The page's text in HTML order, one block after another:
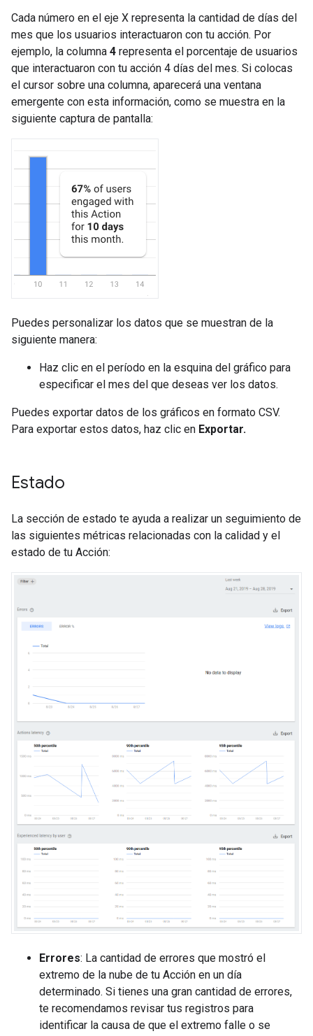
Cada número en el eje X representa la cantidad de días del
mes que los usuarios interactuaron con tu acción. Por
ejemplo, la columna 4 representa el porcentaje de usuarios
que interactuaron con tu acción 4 días del mes. Si colocas
el cursor sobre una columna, aparecerá una ventana
emergente con esta información, como se muestra en la
siguiente captura de pantalla:
Puedes personalizar los datos que se muestran de la
siguiente manera:
Haz clic en el período en la esquina del gráfico para
especificar el mes del que deseas ver los datos.
Puedes exportar datos de los gráficos en formato CSV.
Para exportar estos datos, haz clic en Exportar.
Estado
La sección de estado te ayuda a realizar un seguimiento de
las siguientes métricas relacionadas con la calidad y el
estado de tu Acción:
Errores: La cantidad de errores que mostró el
extremo de la nube de tu Acción en un día
determinado. Si tienes una gran cantidad de errores,
te recomendamos revisar tus registros para
identificar la causa de que el extremo falle o se